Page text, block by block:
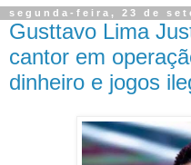
segunda-feira, 23 de
Gusttavo Lima
cantor em
dinheiro e jogos